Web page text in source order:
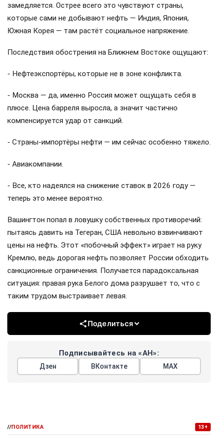
замедляется. Острее всего это чувствуют страны,
которые сами не добывают нефть — Индия, Япония,
Южная Корея — там растёт социальное напряжение.
Последствия обострения на Ближнем Востоке ощущают:
- Нефтеэкспортёры, которые не в зоне конфликта.
- Москва — да, именно Россия может ощущать себя в
плюсе. Цена барреля выросла, а значит частично
компенсируется удар от санкций.
- Страны-импортёры нефти — им сейчас особенно тяжело.
- Авиакомпании.
- Все, кто надеялся на снижение ставок в 2026 году —
теперь это менее вероятно.
Вашингтон попал в ловушку собственных противоречий:
пытаясь давить на Тегеран, США невольно взвинчивают
цены на нефть. Этот «побочный эффект» играет на руку
Кремлю, ведь дорогая нефть позволяет России обходить
санкционные ограничения. Получается парадоксальная
ситуация: правая рука Белого дома разрушает то, что с
таким трудом выстраивает левая.
Поделиться
Подписывайтесь на «АН»:
Дзен ВКонтакте МАХ
//ПОЛИТИКА 13+